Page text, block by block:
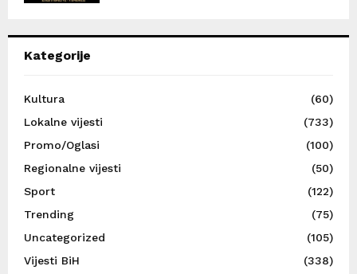
Kategorije
Kultura
(60)
Lokalne vijesti
(733)
Promo/Oglasi
(100)
Regionalne vijesti
(50)
Sport
(122)
Trending
(75)
Uncategorized
(105)
Vijesti BiH
(338)